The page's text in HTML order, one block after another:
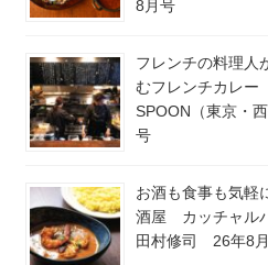
8月号
フレンチの料理人
むフレンチカレ
SPOON（東京・
号
お酒も食事も気軽
酒屋 カッチャル
田村修司 26年8